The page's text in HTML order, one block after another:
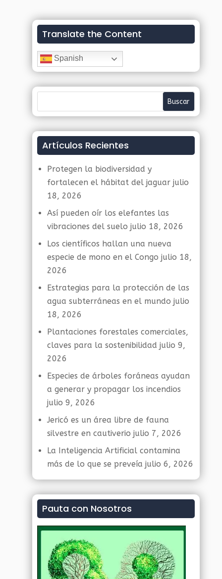
Translate the Content
Spanish
Artículos Recientes
Protegen la biodiversidad y
fortalecen el hábitat del jaguar julio
18, 2026
Así pueden oír los elefantes las
vibraciones del suelo julio 18, 2026
Los científicos hallan una nueva
especie de mono en el Congo julio 18,
2026
Estrategias para la protección de las
agua subterráneas en el mundo julio
18, 2026
Plantaciones forestales comerciales,
claves para la sostenibilidad julio 9,
2026
Especies de árboles foráneas ayudan
a generar y propagar los incendios
julio 9, 2026
Jericó es un área libre de fauna
silvestre en cautiverio julio 7, 2026
La Inteligencia Artificial contamina
más de lo que se preveía julio 6, 2026
Pauta con Nosotros